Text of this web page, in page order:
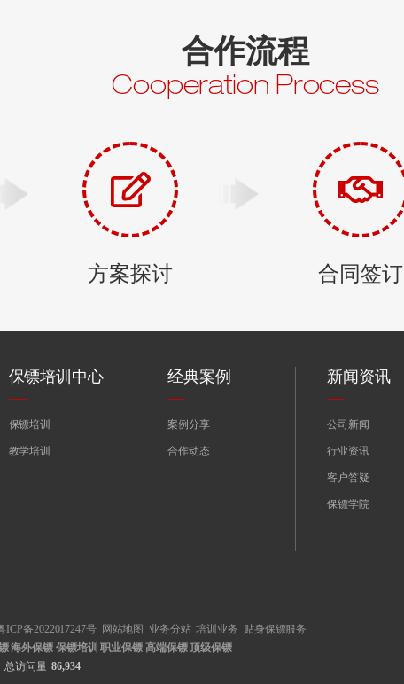
合作流程
Cooperation Process
方案探讨 合同签订
保镖培训中心
保镖培训
教学培训
经典案例
案例分享
合作动态
新闻资讯
公司新闻
行业资讯
客户答疑
保镖学院
ICP备2022017247号 网站地图 业务分站 培训业务 贴身保镖服务
海外保镖 保镖培训 职业保镖 高端保镖 顶级保镖
总访问量 86,934